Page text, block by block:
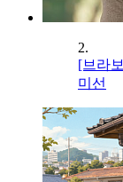
2.
[브라
미선